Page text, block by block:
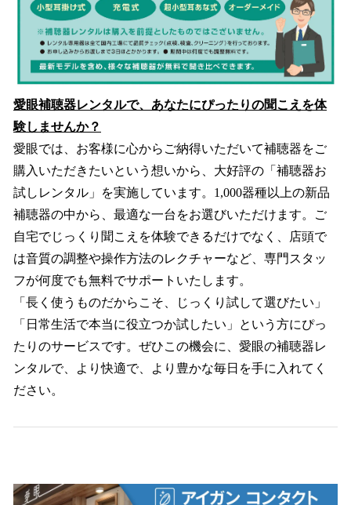
愛眼補聴器レンタルで、あなたにぴったりの聞こえを体
験しませんか？
愛眼では、お客様に心からご納得いただいて補聴器をご
購入いただきたいという想いから、大好評の「補聴器お
試しレンタル」を実施しています。1,000器種以上の新品
補聴器の中から、最適な一台をお選びいただけます。ご
自宅でじっくり聞こえを体験できるだけでなく、店頭で
は音質の調整や操作方法のレクチャーなど、専門スタッ
フが何度でも無料でサポートいたします。
「長く使うものだからこそ、じっくり試して選びたい」
「日常生活で本当に役立つか試したい」という方にぴっ
たりのサービスです。ぜひこの機会に、愛眼の補聴器レ
ンタルで、より快適で、より豊かな毎日を手に入れてく
ださい。